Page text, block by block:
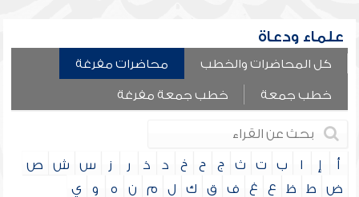
علماء ودعاة
كل المحاضرات والخطب محاضرات مفرغة
خطب جمعة خطب جمعة مفرغة
أ إ ا ب ت ث ج ح خ د ذ ر ز س ش
ص
ض
ط ظ ع غ ف ق ك ل م ن ه و ي